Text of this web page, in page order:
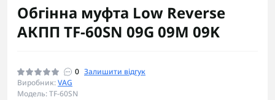
Обгінна муфта Low Reverse
АКПП TF-60SN 09G 09M 09K
0 Залишити відгук
Виробник:VAG
Модель: TF-60SN